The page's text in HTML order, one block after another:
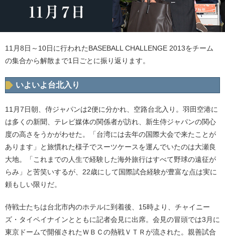
11月8日～10日に行われたBASEBALL CHALLENGE 2013をチーム
の集合から解散まで1日ごとに振り返ります。
いよいよ台北入り
11月7日朝、侍ジャパンは2便に分かれ、空路台北入り。羽田空港に
は多くの新聞、テレビ媒体の関係者が訪れ、新生侍ジャパンの関心
度の高さをうかがわせた。「台湾には去年の国際大会で来たことが
あります」と旅慣れた様子でスーツケースを運んでいたのは大瀬良
大地。「これまでの人生で経験した海外旅行はすべて野球の遠征が
らみ」と苦笑いするが、22歳にして国際試合経験が豊富な点は実に
頼もしい限りだ。
侍戦士たちは台北市内のホテルに到着後、15時より、チャイニー
ズ・タイペイナインとともに記者会見に出席。会見の冒頭では3月に
東京ドームで開催されたＷＢＣの熱戦ＶＴＲが流された。親善試合